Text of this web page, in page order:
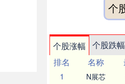
个
个股涨幅 个股跌幅
排名
名称
1
N展芯